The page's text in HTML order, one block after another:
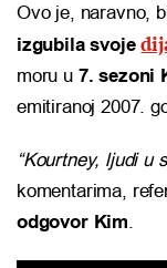
Ovo je, naravno,
izgubila svoje
moru u 7. sezoni
emitiranoj 2007.
“Kourtney, ljudi u
komentarima,
odgovor Kim.